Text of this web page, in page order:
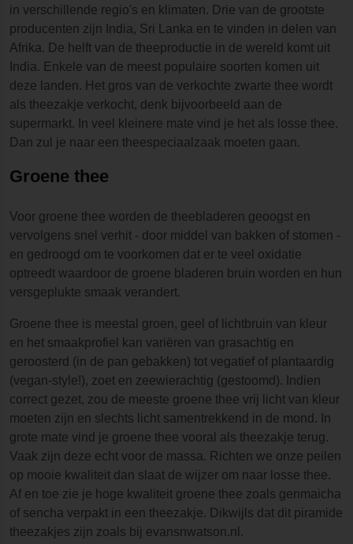
in verschillende regio's en klimaten. Drie van de grootste
producenten zijn India, Sri Lanka en te vinden in delen van
Afrika. De helft van de theeproductie in de wereld komt uit
India. Enkele van de meest populaire soorten komen uit
deze landen. Het gros van de verkochte zwarte thee wordt
als theezakje verkocht, denk bijvoorbeeld aan de
supermarkt. In veel kleinere mate vind je het als losse thee.
Dan zul je naar een theespeciaalzaak moeten gaan.
Groene thee
Voor groene thee worden de theebladeren geoogst en
vervolgens snel verhit - door middel van bakken of stomen -
en gedroogd om te voorkomen dat er te veel oxidatie
optreedt waardoor de groene bladeren bruin worden en hun
versgeplukte smaak verandert.
Groene thee is meestal groen, geel of lichtbruin van kleur
en het smaakprofiel kan variëren van grasachtig en
geroosterd (in de pan gebakken) tot vegatief of plantaardig
(vegan-style!), zoet en zeewierachtig (gestoomd). Indien
correct gezet, zou de meeste groene thee vrij licht van kleur
moeten zijn en slechts licht samentrekkend in de mond. In
grote mate vind je groene thee vooral als theezakje terug.
Vaak zijn deze echt voor de massa. Richten we onze peilen
op mooie kwaliteit dan slaat de wijzer om naar losse thee.
Af en toe zie je hoge kwaliteit groene thee zoals genmaicha
of sencha verpakt in een theezakje. Dikwijls dat dit piramide
theezakjes zijn zoals bij evansnwatson.nl.